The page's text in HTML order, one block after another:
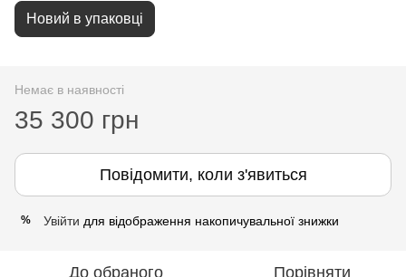
Новий в упаковці
Немає в наявності
35 300 грн
Повідомити, коли з'явиться
% Увійти для відображення накопичувальної знижки
До обраного Порівняти